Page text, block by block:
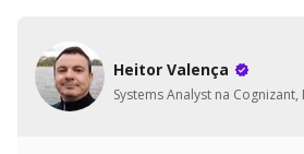
Heitor Valença
Systems Analyst na Cognizant,